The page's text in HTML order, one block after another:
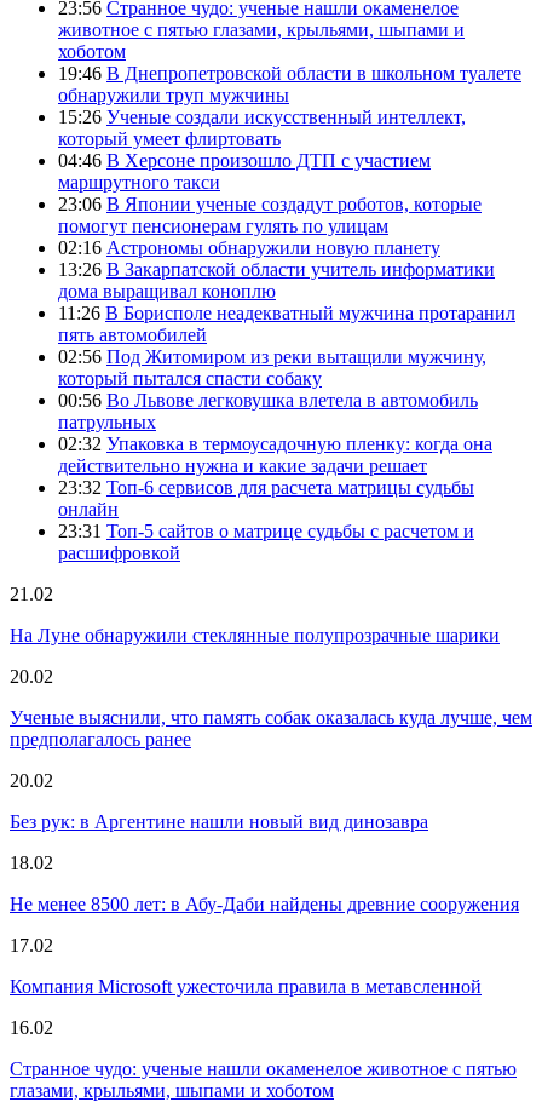
23:56 Странное чудо: ученые нашли окаменелое
животное с пятью глазами, крыльями, шыпами и
хоботом
19:46 В Днепропетровской области в школьном туалете
обнаружили труп мужчины
15:26 Ученые создали искусственный интеллект,
который умеет флиртовать
04:46 В Херсоне произошло ДТП с участием
маршрутного такси
23:06 В Японии ученые создадут роботов, которые
помогут пенсионерам гулять по улицам
02:16 Астрономы обнаружили новую планету
13:26 В Закарпатской области учитель информатики
дома выращивал коноплю
11:26 В Борисполе неадекватный мужчина протаранил
пять автомобилей
02:56 Под Житомиром из реки вытащили мужчину,
который пытался спасти собаку
00:56 Во Львове легковушка влетела в автомобиль
патрульных
02:32 Упаковка в термоусадочную пленку: когда она
действительно нужна и какие задачи решает
23:32 Топ-6 сервисов для расчета матрицы судьбы
онлайн
23:31 Топ-5 сайтов о матрице судьбы с расчетом и
расшифровкой
21.02
На Луне обнаружили стеклянные полупрозрачные шарики
20.02
Ученые выяснили, что память собак оказалась куда лучше, чем
предполагалось ранее
20.02
Без рук: в Аргентине нашли новый вид динозавра
18.02
Не менее 8500 лет: в Абу-Даби найдены древние сооружения
17.02
Компания Microsoft ужесточила правила в метавсленной
16.02
Странное чудо: ученые нашли окаменелое животное с пятью
глазами, крыльями, шыпами и хоботом